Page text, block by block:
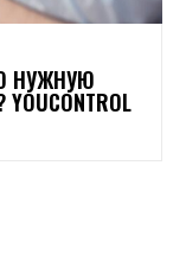
НУЖНУЮ